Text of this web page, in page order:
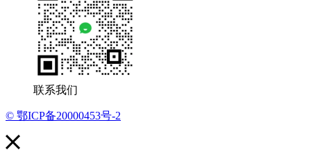
联系我们
© 鄂ICP备20000453号-2